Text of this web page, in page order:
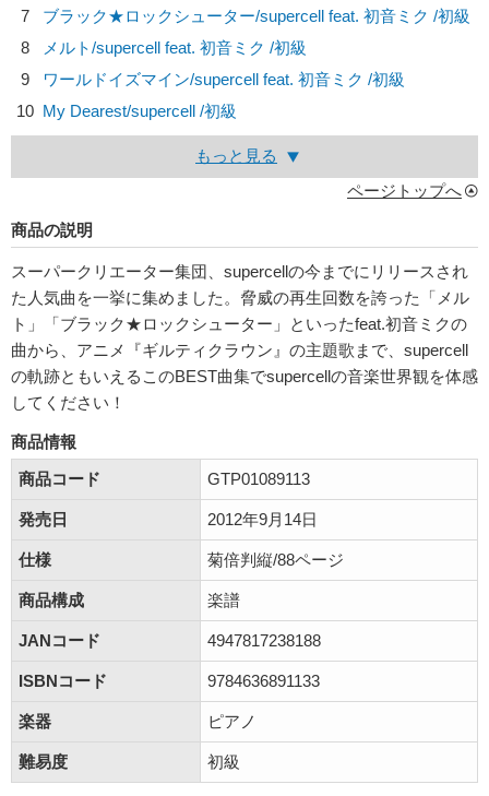
7
ブラック★ロックシューター/supercell feat. 初音ミク /初級
8
メルト/supercell feat. 初音ミク /初級
9
ワールドイズマイン/supercell feat. 初音ミク /初級
10 My Dearest/supercell /初級
もっと見る
ページトップへ
商品の説明
スーパークリエーター集団、supercellの今までにリリースされ
た人気曲を一挙に集めました。脅威の再生回数を誇った「メル
ト」「ブラック★ロックシューター」といったfeat.初音ミクの
曲から、アニメ『ギルティクラウン』の主題歌まで、supercell
の軌跡ともいえるこのBEST曲集でsupercellの音楽世界観を体感
してください！
商品情報
商品コード
GTP01089113
発売日 2012年9月14日
仕様 菊倍判縦/88ページ
商品構成 楽譜
JANコード 4947817238188
ISBNコード 9784636891133
楽器 ピアノ
難易度 初級